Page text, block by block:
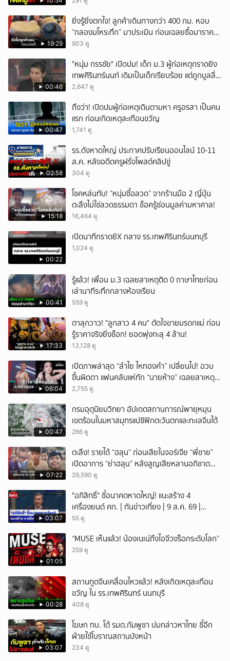
19:29
ยิ่งรู้ยิ่งตกใจ! ลูกค้าเดินทางกว่า 400 กม. หอบ
“กลองมโหระทึก” มาประเมิน ก่อนเฉลยซื้อมาราคา
เท่าไหร่?
903 ดู
00:46
"หนุ่ม กรรชัย" เปิดปม! เด็ก ม.3 ผู้ก่อเหตุกราดยิง
เทพศิรินทร์นนท์ เดิมเป็นเด็กเรียบร้อย แต่ถูกบูลลี่
หนัก คาดแรงกดดันสะสมกลายเป็นแรงแค้น จนก่อ
2,647 ดู
00:47
ถึงว่า! เปิดปมผู้ก่อเหตุเดินตามหา ครูอรสา เป็นคน
แรก ก่อนเกิดเหตุสะเทือนขวัญ
1,741 ดู
02:58
รร.ดังหาดใหญ่ ประกาศปรับเรียนออนไลน์ 10-11
ส.ค. หลังอดีตครูฝรั่งโพสต์คลิปขู่
304 ดู
15:18
โชคหล่นทับ! “หนุ่มซื้อลวด” จากร้านมือ 2 ญี่ปุ่น
ตะลึงไม่ใช่ลวดธรรมดา ช็อครู้ซ่อนมูลค่ามหาศาล!
16,464 ดู
00:22
เปิดนาทีกราดยิX กลาง รร.เทพศิรินทร์นนทบุรี
1,024 ดู
00:41
รู้แล้ว! เพื่อน ม.3 เฉลยสาเหตุติด 0 ภาษาไทยก่อน
เล่านาทีระทึกกลางห้องเรียน
559 ดู
17:33
ตาลุกวาว! "ลูกสาว 4 คน" ตัดใจขายมรดกแม่ ก่อน
รู้ราคาจริงยิ่งช็อก! ยอดพุ่งทะลุ 4 ล้าน!
13,128 ดู
06:04
เปิดภาพล่าสุด “ลำไย ไหทองคำ” เปลี่ยนไป! อวบ
ขึ้นผิดตา แฟนคลับแห่ทัก “นายห้าง” เฉลยสาเหตุ
ชัด!
2,755 ดู
00:47
กรมอุตุนิยมวิทยา อัปเดตสถานการณ์พายุหมุน
เขตร้อนในมหาสมุทรแปซิฟิกตะวันตกและทะเลจีนใต้
266 ดู
07:22
ตะลึง! รายได้ “ฮลุน” ก่อนเสียในจอร์เจีย “พี่ชาย”
เปิดอาการ “ย่าฮลุน” หลังสูญเสียหลานอภิชาต
บุตร!
29,590 ดู
03:07
"อภิสิทธิ์" ชี้อนาคตหาดใหญ่! แนะสร้าง 4
เครื่องยนต์ ศก. | ทันข่าวเที่ยง | 9 ส.ค. 69 |
NationTV22
55 ดู
01:05
“MUSE เห็นแล้ว! น้องเนเน่ถึงไอจีวงร็อกระดับโลก”
259 ดู
00:28
สถานทูตจีนเคลื่อนไหวแล้ว! หลังเกิดเหตุสะเทือน
ขวัญ ใน รร.เทพศิรินทร์ นนทบุรี
408 ดู
03:07
โฆษก ทบ. โต้ รมต.กัมพูชา ปมกล่าวหาไทย ชี้อีก
ฝ่ายใช้โบราณสถานบังหน้า
234 ดู